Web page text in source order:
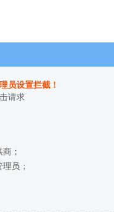
员设置拦截！
请求
；
员；